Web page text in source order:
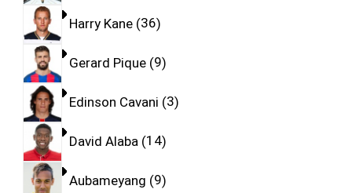
Harry Kane 36
Gerard Pique 9
Edinson Cavani 3
David Alaba 14
Aubameyang 9